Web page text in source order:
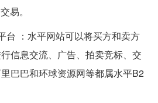
易。
台 ：水平网站可以将买方和卖方
信息交流、广告、拍卖竞标、交
巴巴和环球资源网等都属水平B2